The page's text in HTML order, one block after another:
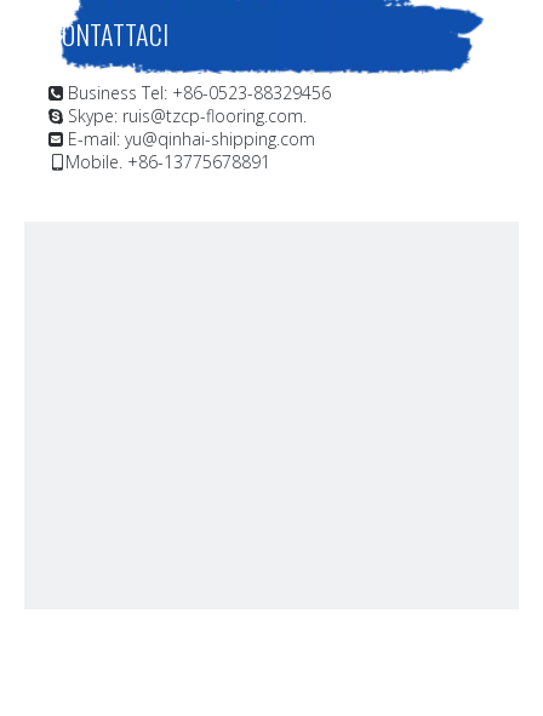
CONTATTACI
 Business Tel: +86-0523-88329456
 Skype: ruis@tzcp-flooring.com.
 E-mail: yu@qinhai-shipping.com
Mobile. +86-13775678891